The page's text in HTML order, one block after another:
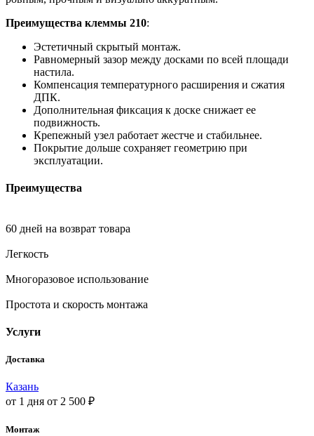
Преимущества клеммы 210:
Эстетичный скрытый монтаж.
Равномерный зазор между досками по всей площади
настила.
Компенсация температурного расширения и сжатия
ДПК.
Дополнительная фиксация к доске снижает ее
подвижность.
Крепежный узел работает жестче и стабильнее.
Покрытие дольше сохраняет геометрию при
эксплуатации.
Преимущества
60 дней на возврат товара
Легкость
Многоразовое использование
Простота и скорость монтажа
Услуги
Доставка
Казань
от 1 дня от 2 500 ₽
Монтаж